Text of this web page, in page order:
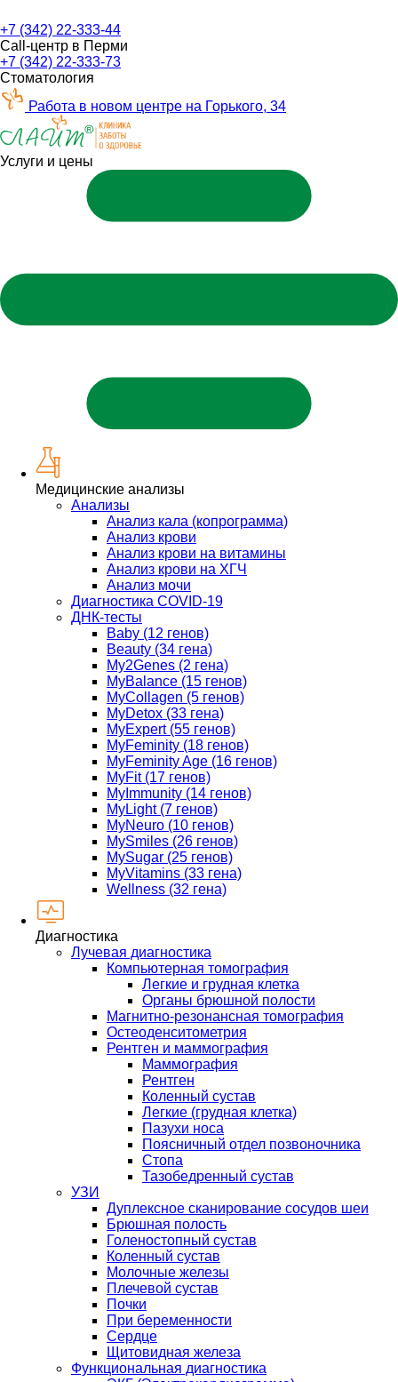
+7 (342) 22-333-44
Call-центр в Перми
+7 (342) 22-333-73
Стоматология
Работа в новом центре на Горького, 34
Услуги и цены
Медицинские анализы
Анализы
Анализ кала (копрограмма)
Анализ крови
Анализ крови на витамины
Анализ крови на ХГЧ
Анализ мочи
Диагностика COVID-19
ДНК-тесты
Baby (12 генов)
Beauty (34 гена)
My2Genes (2 гена)
MyBalance (15 генов)
MyCollagen (5 генов)
MyDetox (33 гена)
MyExpert (55 генов)
MyFeminity (18 генов)
MyFeminity Age (16 генов)
MyFit (17 генов)
MyImmunity (14 генов)
MyLight (7 генов)
MyNeuro (10 генов)
MySmiles (26 генов)
MySugar (25 генов)
MyVitamins (33 гена)
Wellness (32 гена)
Диагностика
Лучевая диагностика
Компьютерная томография
Легкие и грудная клетка
Органы брюшной полости
Магнитно-резонансная томография
Остеоденситометрия
Рентген и маммография
Маммография
Рентген
Коленный сустав
Легкие (грудная клетка)
Пазухи носа
Поясничный отдел позвоночника
Стопа
Тазобедренный сустав
УЗИ
Дуплексное сканирование сосудов шеи
Брюшная полость
Голеностопный сустав
Коленный сустав
Молочные железы
Плечевой сустав
Почки
При беременности
Сердце
Щитовидная железа
Функциональная диагностика